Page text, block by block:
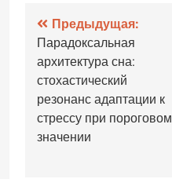
Навигация
по
записям
Предыдущая:
Парадоксальная
архитектура сна:
стохастический
резонанс адаптации к
стрессу при пороговом
значении